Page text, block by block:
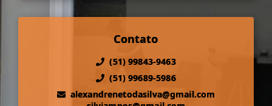
Contato
(51) 99843-9463
(51) 99689-5986
alexandrenetodasilva@gmail.com